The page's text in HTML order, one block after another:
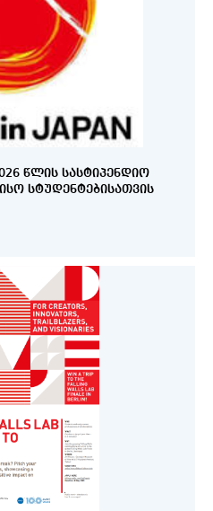
ᲬᲚᲘᲡ ᲡᲐᲡᲢᲘᲞᲔᲜᲓᲘᲝ
ᲡᲢᲣᲓᲔᲜᲢᲔᲑᲘᲡᲐᲗᲕᲘᲡ